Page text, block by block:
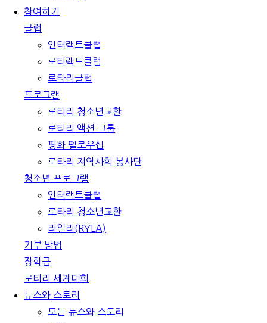
참여하기
클럽
인터랙트클럽
로타랙트클럽
로타리클럽
프로그램
로타리 청소년교환
로타리 액션 그룹
평화 펠로우십
로타리 지역사회 봉사단
청소년 프로그램
인터랙트클럽
로타리 청소년교환
라일라(RYLA)
기부 방법
장학금
로타리 세계대회
뉴스와 스토리
모든 뉴스와 스토리